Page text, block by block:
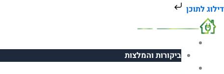
דילוג לתוכן
דילוג
לתוכן
ביקורות והמלצות